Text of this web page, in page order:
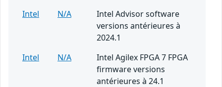
Intel
N/A
Intel Advisor software
versions antérieures à
2024.1
Intel
N/A
Intel Agilex FPGA 7 FPGA
firmware versions
antérieures à 24.1